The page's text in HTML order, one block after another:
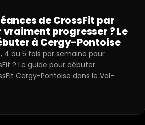
de CrossFit par
progresser ? Le
à Cergy-Pontoise
4 ou 5 fois par semaine pour
? Le guide pour débuter
Cergy-Pontoise dans le Val-